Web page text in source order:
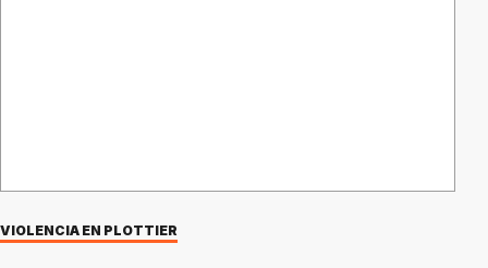
VIOLENCIA EN PLOTTIER